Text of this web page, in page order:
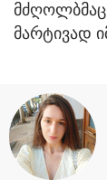
მარტივად